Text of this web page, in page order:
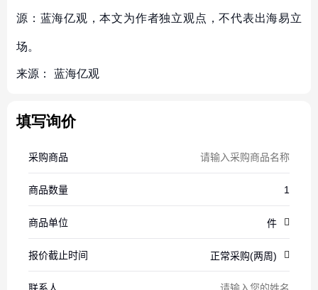
源：蓝海亿观，本文为作者独立观点，不代表出海易立
场。
来源： 蓝海亿观
填写询价